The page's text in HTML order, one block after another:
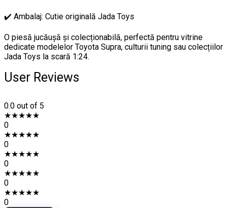
✔️ Ambalaj: Cutie originală Jada Toys
O piesă jucăușă și colecționabilă, perfectă pentru vitrine
dedicate modelelor Toyota Supra, culturii tuning sau colecțiilor
Jada Toys la scară 1:24.
User Reviews
0.0 out of 5
★★★★★
0
★★★★★
0
★★★★★
0
★★★★★
0
★★★★★
0